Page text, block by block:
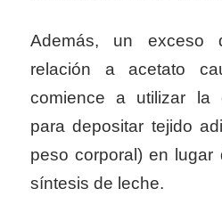
Además, un exceso
relación a acetato
comience a utilizar la
para depositar tejido
peso corporal) en lugar
síntesis de leche.